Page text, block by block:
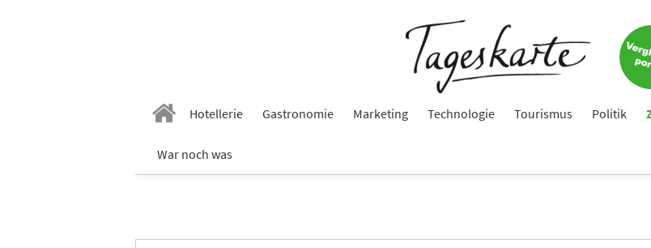
Hotellerie Gastronomie Marketing Technologie Tourismus Politik
War noch was
Jetzt zum Tageskarte-Newsletter